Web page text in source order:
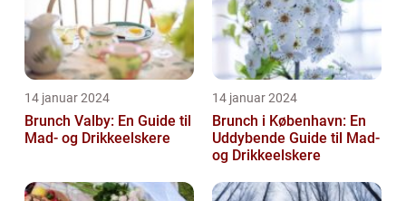
14 januar 2024
Brunch Valby: En Guide til
Mad- og Drikkeelskere
14 januar 2024
Brunch i København: En
Uddybende Guide til Mad-
og Drikkeelskere